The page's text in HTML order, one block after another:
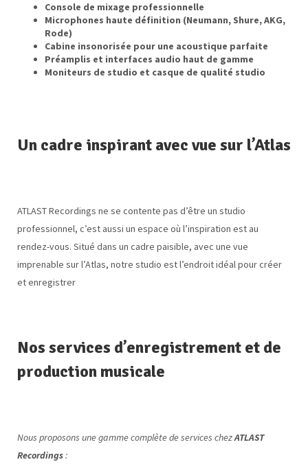
Console de mixage professionnelle
Microphones haute définition (Neumann, Shure, AKG,
Rode)
Cabine insonorisée pour une acoustique parfaite
Préamplis et interfaces audio haut de gamme
Moniteurs de studio et casque de qualité studio
Un cadre inspirant avec vue sur l’Atlas
ATLAST Recordings ne se contente pas d’être un studio
professionnel, c’est aussi un espace où l’inspiration est au
rendez-vous. Situé dans un cadre paisible, avec une vue
imprenable sur l’Atlas, notre studio est l’endroit idéal pour créer
et enregistrer
Nos services d’enregistrement et de
production musicale
Nous proposons une gamme complète de services chezATLAST
Recordings: